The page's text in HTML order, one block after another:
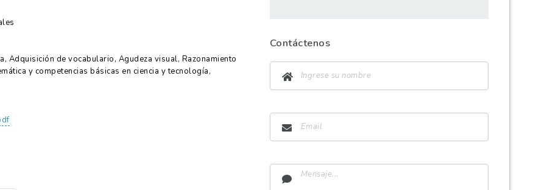
Adquisición de vocabulario, Agudeza visual, Razonamiento
y competencias básicas en ciencia y tecnología,
Contáctenos